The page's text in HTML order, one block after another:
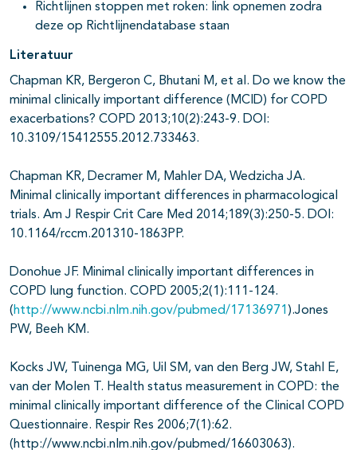
Richtlijnen stoppen met roken: link opnemen zodra
deze op Richtlijnendatabase staan
Literatuur
Chapman KR, Bergeron C, Bhutani M, et al. Do we know the
minimal clinically important difference (MCID) for COPD
exacerbations? COPD 2013;10(2):243-9. DOI:
10.3109/15412555.2012.733463.
Chapman KR, Decramer M, Mahler DA, Wedzicha JA.
Minimal clinically important differences in pharmacological
trials. Am J Respir Crit Care Med 2014;189(3):250-5. DOI:
10.1164/rccm.201310-1863PP.
Donohue JF. Minimal clinically important differences in
COPD lung function. COPD 2005;2(1):111-124.
( http://www.ncbi.nlm.nih.gov/pubmed/17136971 ).Jones
PW, Beeh KM.
Kocks JW, Tuinenga MG, Uil SM, van den Berg JW, Stahl E,
van der Molen T. Health status measurement in COPD: the
minimal clinically important difference of the Clinical COPD
Questionnaire. Respir Res 2006;7(1):62.
(http://www.ncbi.nlm.nih.gov/pubmed/16603063).